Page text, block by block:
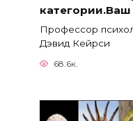
категории.Ваш
Профессор
Дэвид Кейрси
68.6к.